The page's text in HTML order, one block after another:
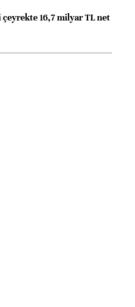
çeyrekte 16,7 milyar TL net